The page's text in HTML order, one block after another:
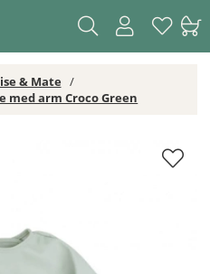
& Mate
med arm Croco Green